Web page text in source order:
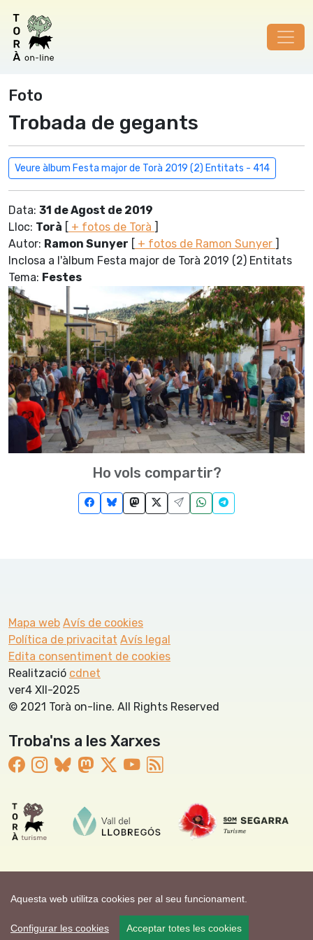
Aquesta web utilitza cookies per al seu funcionament.
Configurar les cookies Acceptar totes les cookies
Foto
Trobada de gegants
Veure àlbum Festa major de Torà 2019 (2) Entitats - 414
Data: 31 de Agost de 2019
Lloc: Torà [ + fotos de Torà ]
Autor: Ramon Sunyer [ + fotos de Ramon Sunyer ]
Inclosa a l'àlbum Festa major de Torà 2019 (2) Entitats
Tema: Festes
Ho vols compartir?
Mapa web Avís de cookies
Política de privacitat Avís legal
Edita consentiment de cookies
Realització cdnet
ver4 XII-2025
© 2021 Torà on-line. All Rights Reserved
Troba'ns a les Xarxes